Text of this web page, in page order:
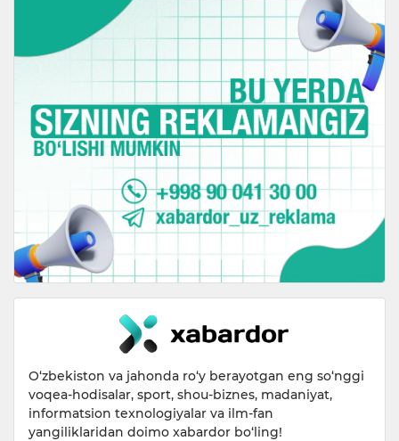
O‘zbekiston va jahonda ro‘y berayotgan eng so‘nggi
voqea-hodisalar, sport, shou-biznes, madaniyat,
informatsion texnologiyalar va ilm-fan
yangiliklaridan doimo xabardor bo‘ling!